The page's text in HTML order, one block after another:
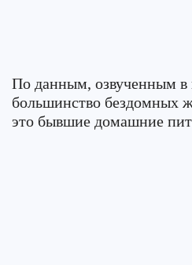
По данным, озвученным в
большинство бездомных
это бывшие домашние